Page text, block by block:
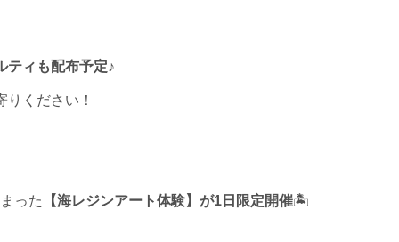
ティも配布予定♪
ください！
った 【海レジンアート体験】が1日限定開催🏝